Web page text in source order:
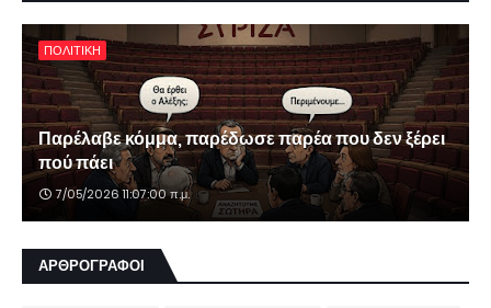
ΠΟΛΙΤΙΚΗ
Παρέλαβε κόμμα, παρέδωσε παρέα που δεν ξέρει
πού πάει
7/05/2026 11:07:00 π.μ.
ΑΡΘΡΟΓΡΑΦΟΙ